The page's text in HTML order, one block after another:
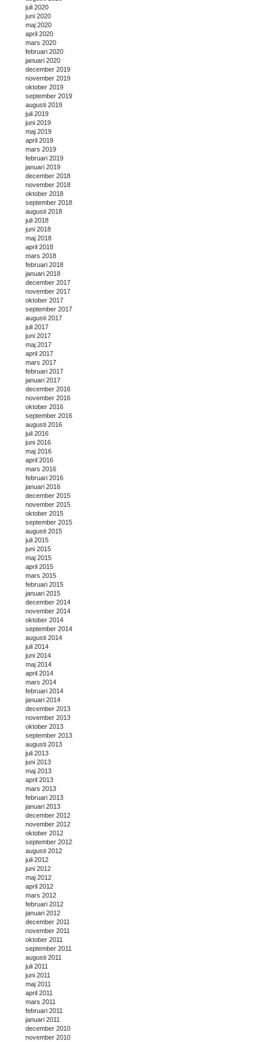
juli 2020
juni 2020
maj 2020
april 2020
mars 2020
februari 2020
januari 2020
december 2019
november 2019
oktober 2019
september 2019
augusti 2019
juli 2019
juni 2019
maj 2019
april 2019
mars 2019
februari 2019
januari 2019
december 2018
november 2018
oktober 2018
september 2018
augusti 2018
juli 2018
juni 2018
maj 2018
april 2018
mars 2018
februari 2018
januari 2018
december 2017
november 2017
oktober 2017
september 2017
augusti 2017
juli 2017
juni 2017
maj 2017
april 2017
mars 2017
februari 2017
januari 2017
december 2016
november 2016
oktober 2016
september 2016
augusti 2016
juli 2016
juni 2016
maj 2016
april 2016
mars 2016
februari 2016
januari 2016
december 2015
november 2015
oktober 2015
september 2015
augusti 2015
juli 2015
juni 2015
maj 2015
april 2015
mars 2015
februari 2015
januari 2015
december 2014
november 2014
oktober 2014
september 2014
augusti 2014
juli 2014
juni 2014
maj 2014
april 2014
mars 2014
februari 2014
januari 2014
december 2013
november 2013
oktober 2013
september 2013
augusti 2013
juli 2013
juni 2013
maj 2013
april 2013
mars 2013
februari 2013
januari 2013
december 2012
november 2012
oktober 2012
september 2012
augusti 2012
juli 2012
juni 2012
maj 2012
april 2012
mars 2012
februari 2012
januari 2012
december 2011
november 2011
oktober 2011
september 2011
augusti 2011
juli 2011
juni 2011
maj 2011
april 2011
mars 2011
februari 2011
januari 2011
december 2010
november 2010